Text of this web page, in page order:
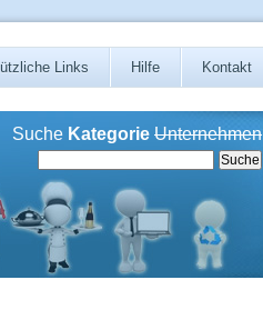
Links Hilfe Kontakt
Suche Kategorie Unternehmen